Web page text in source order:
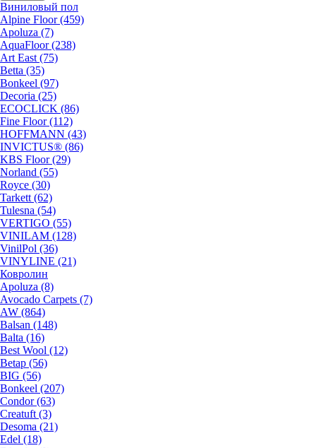
Виниловый пол
Alpine Floor (459)
Apoluza (7)
AquaFloor (238)
Art East (75)
Betta (35)
Bonkeel (97)
Decoria (25)
ECOCLICK (86)
Fine Floor (112)
HOFFMANN (43)
INVICTUS® (86)
KBS Floor (29)
Norland (55)
Royce (30)
Tarkett (62)
Tulesna (54)
VERTIGO (55)
VINILAM (128)
VinilPol (36)
VINYLINE (21)
Ковролин
Apoluza (8)
Avocado Carpets (7)
AW (864)
Balsan (148)
Balta (16)
Best Wool (12)
Betap (56)
BIG (56)
Bonkeel (207)
Condor (63)
Creatuft (3)
Desoma (21)
Edel (18)